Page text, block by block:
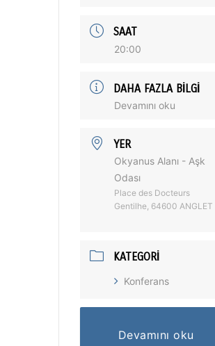
SAAT
20:00
DAHA FAZLA BILGI
Devamını oku
YER
Okyanus Alanı - Aşk
Odası
Place des Docteurs
Gentilhe, 64600 ANGLET
KATEGORI
Konferans
Devamını oku